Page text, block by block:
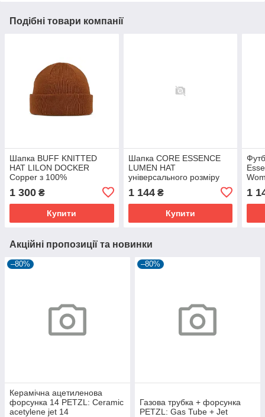
Подібні товари компанії
Шапка BUFF KNITTED
HAT LILON DOCKER
Copper з 100%
переробленого матеріалу,
зимова, стильна та
затишна.
1 300 ₴
Купити
Шапка CORE ESSENCE
LUMEN HAT
універсального розміру
відпочинку
1 144₴
Купити
1
Акційні пропозиції та новинки
–80%
Керамічна ацетиленова
форсунка 14 PETZL: Ceramic
acetylene jet 14
–80%
Газова трубка + форсунка
PETZL: Gas Tube + Jet